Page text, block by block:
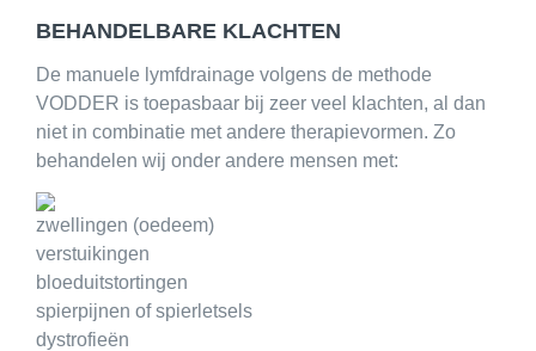
BEHANDELBARE KLACHTEN
De manuele lymfdrainage volgens de methode
VODDER is toepasbaar bij zeer veel klachten, al dan
niet in combinatie met andere therapievormen. Zo
behandelen wij onder andere mensen met:
zwellingen (oedeem)
verstuikingen
bloeduitstortingen
spierpijnen of spierletsels
dystrofieën